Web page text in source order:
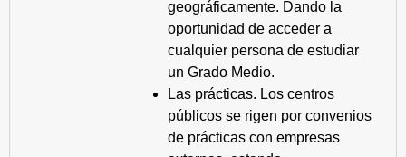
geográficamente. Dando la
oportunidad de acceder a
cualquier persona de estudiar
un Grado Medio.
Las prácticas. Los centros
públicos se rigen por convenios
de prácticas con empresas